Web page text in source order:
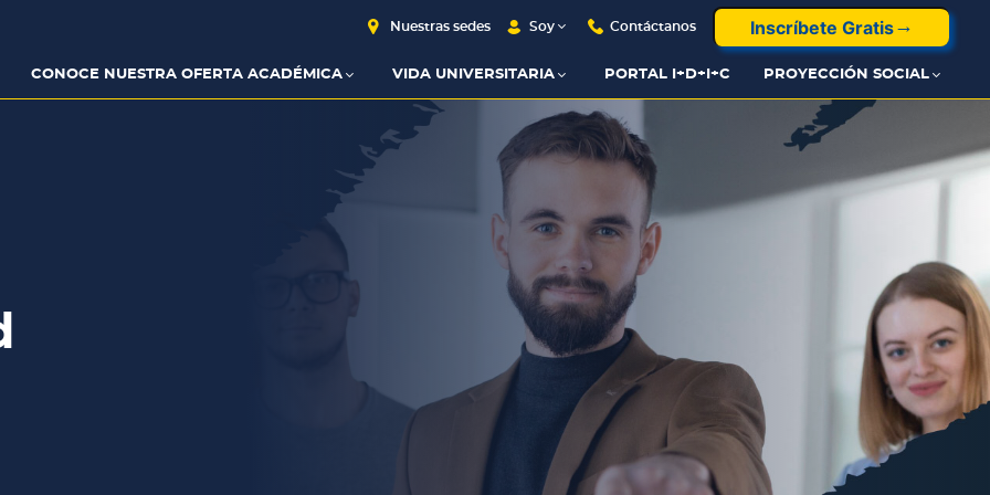
Nuestras sedes Soy Contáctanos Inscríbete Gratis
CONOCE NUESTRA OFERTA ACADÉMICA VIDA UNIVERSITARIA PORTAL I+D+I+C PROYECCIÓN SOCIAL